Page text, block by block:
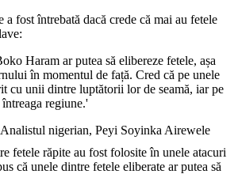
fost întrebată dacă crede că mai au fetele
Haram ar putea să elibereze fetele, așa
în momentul de față. Cred că pe unele
cu unii dintre luptătorii lor de seamă, iar pe
regiune.'
Analistul nigerian, Peyi Soyinka Airewele
fetele răpite au fost folosite în unele atacuri
că unele dintre fetele eliberate ar putea să